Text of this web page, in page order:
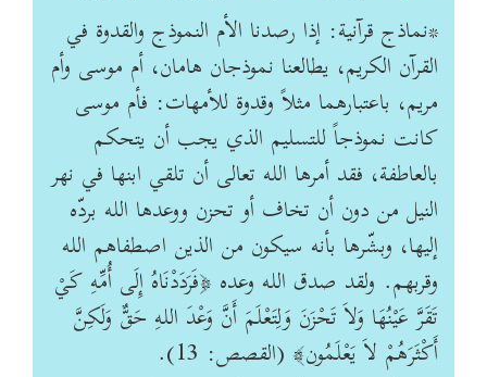
*نماذج قرآنية: إذا رصدنا الأم النموذج والقدوة في
القرآن الكريم، يطالعنا نموذجان هامان، أم موسى وأم
مريم، باعتبارهما مثلاً وقدوة للأمهات: فأم موسى
كانت نموذجاً للتسليم الذي يجب أن يتحكم
بالعاطفة، فقد أمرها الله تعالى أن تلقي ابنها في نهر
النيل من دون أن تخاف أو تحزن ووعدها الله بردّه
إليها، وبشّرها بأنه سيكون من الذين اصطفاهم الله
وقربهم. ولقد صدق الله وعده ﴿فَرَدَدْنَاهُ إِلَى أُمِّهِ كَيْ
تَقَرَّ عَيْنُهَا وَلاَ تَحْزَنَ وَلِتَعْلَمَ أَنَّ وَعْدَ اللهِ حَقٌّ وَلَكِنَّ
أَكْثَرَهُمْ لاَ يَعْلَمُون﴾ (القصص: 13).